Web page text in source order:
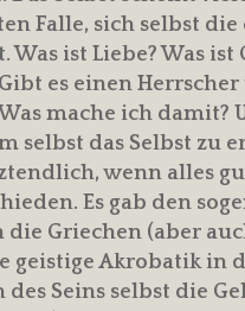
Falle, sich selbst
ist Liebe? Was ist
es einen
mache ich damit?
selbst das Selbst zu
wenn alles
Es gab den
Griechen (aber
Akrobatik in
Seins selbst die